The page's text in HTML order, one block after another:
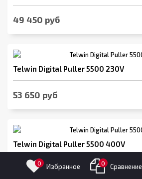
0 Избранное 0 Сравнение
49 450 руб
Telwin Digital Puller 5500 230V
53 650 руб
Telwin Digital Puller 5500 400V
50 550 руб